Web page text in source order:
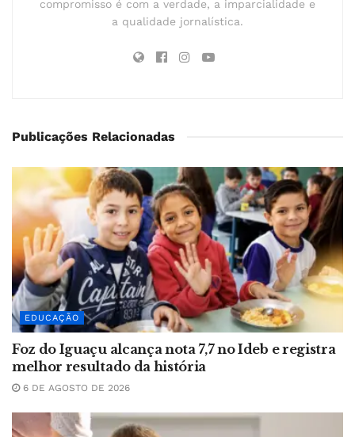
compromisso é com a verdade, a imparcialidade e
a qualidade jornalística.
Publicações Relacionadas
EDUCAÇÃO
Foz do Iguaçu alcança nota 7,7 no Ideb e registra
melhor resultado da história
6 DE AGOSTO DE 2026